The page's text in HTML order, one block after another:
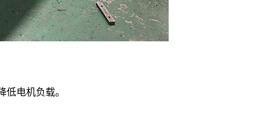
电机负载。